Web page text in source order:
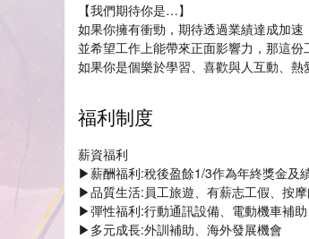
【我們期待你是…】
如果你擁有衝勁，期待透過業績達成加速
並希望工作上能帶來正面影響力，那這份
如果你是個樂於學習、喜歡與人互動、
福利制度
薪資福利
▶薪酬福利:稅後盈餘1/3作為年終獎金及
▶品質生活:員工旅遊、有薪志工假、按
▶彈性福利:行動通訊設備、電動機車補
▶多元成長:外訓補助、海外發展機會